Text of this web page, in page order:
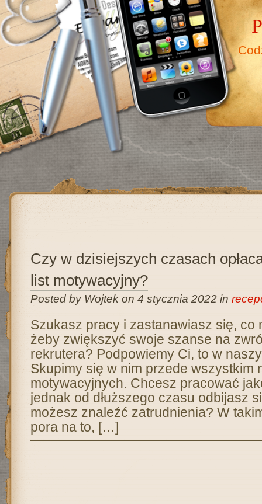
Czy w dzisiejszych czasach
list motywacyjny?
Posted by Wojtek on 4 stycznia 2022 in
Szukasz pracy i zastanawiasz się, co
żeby zwiększyć swoje szanse na
rekrutera? Podpowiemy Ci, to w
Skupimy się w nim przede wszystkim
motywacyjnych. Chcesz pracować
jednak od dłuższego czasu odbijasz
możesz znaleźć zatrudnienia? W
pora na to, […]